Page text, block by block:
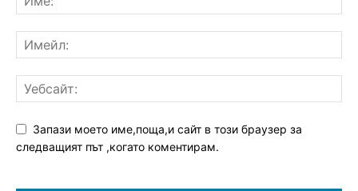
Запази моето име,поща,и сайт в този браузер за
следващият път ,когато коментирам.